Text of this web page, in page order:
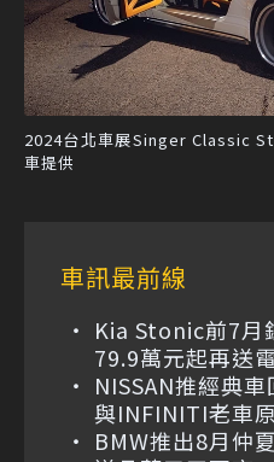
2024台北車展Singer Classic
車提供
車訊最前線
Kia Stonic前7
79.9萬元起再送
NISSAN推經典
與INFINITI老車
BMW推出8月仲